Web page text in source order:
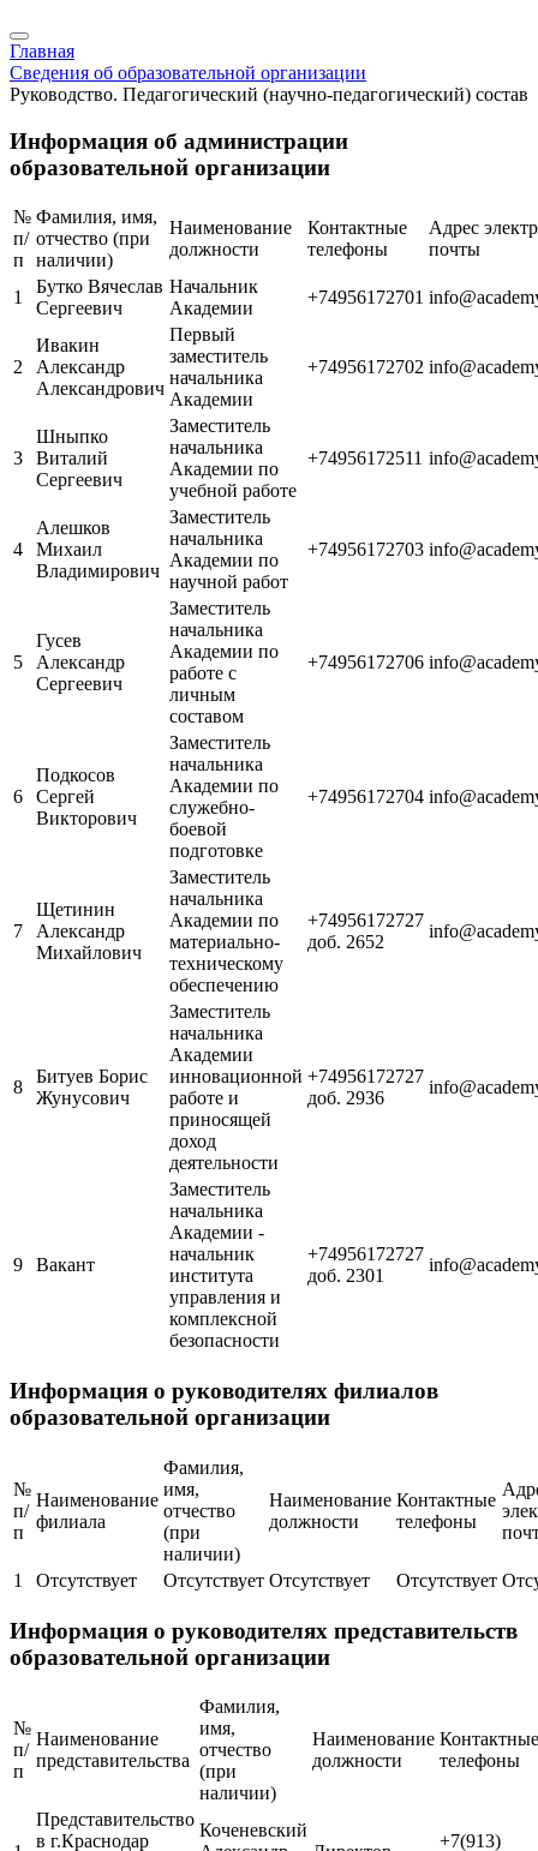
Главная
Сведения об образовательной организации
Руководство. Педагогический (научно-педагогический) состав
Информация об администрации
образовательной организации
№
п/
п
Фамилия, имя,
отчество (при
наличии)
Наименование
должности
Контактные
телефоны
Адрес
почты
1
Бутко Вячеслав
Сергеевич
Начальник
Академии
+74956172701
2
Ивакин
Александр
Александрович
Первый
заместитель
начальника
Академии
+74956172702
3
Шныпко
Виталий
Сергеевич
Заместитель
начальника
Академии по
учебной работе
+74956172511
4
Алешков
Михаил
Владимирович
Заместитель
начальника
Академии по
научной работ
+74956172703
5
Гусев
Александр
Сергеевич
Заместитель
начальника
Академии по
работе с
личным
составом
+74956172706
6
Подкосов
Сергей
Викторович
Заместитель
начальника
Академии по
служебно-
боевой
подготовке
+74956172704
7
Щетинин
Александр
Михайлович
Заместитель
начальника
Академии по
материально-
техническому
обеспечению
+74956172727
доб. 2652
8
Битуев Борис
Жунусович
Заместитель
начальника
Академии
инновационной
работе и
приносящей
доход
деятельности
+74956172727
доб. 2936
9 Вакант
Заместитель
начальника
Академии -
начальник
института
управления и
комплексной
безопасности
+74956172727
доб. 2301
Информация о руководителях филиалов
образовательной организации
№
п/
п
Наименование
филиала
Фамилия,
имя,
отчество
(при
наличии)
Наименование
должности
Контактные
телефоны
1 Отсутствует Отсутствует Отсутствует Отсутствует
Информация о руководителях представительств
образовательной организации
№
п/
п
Наименование
представительства
Фамилия,
имя,
отчество
(при
наличии)
Наименование
должности
Контактные
телефоны
Представительство
в г.Краснодар
Коченевский
+7(913)